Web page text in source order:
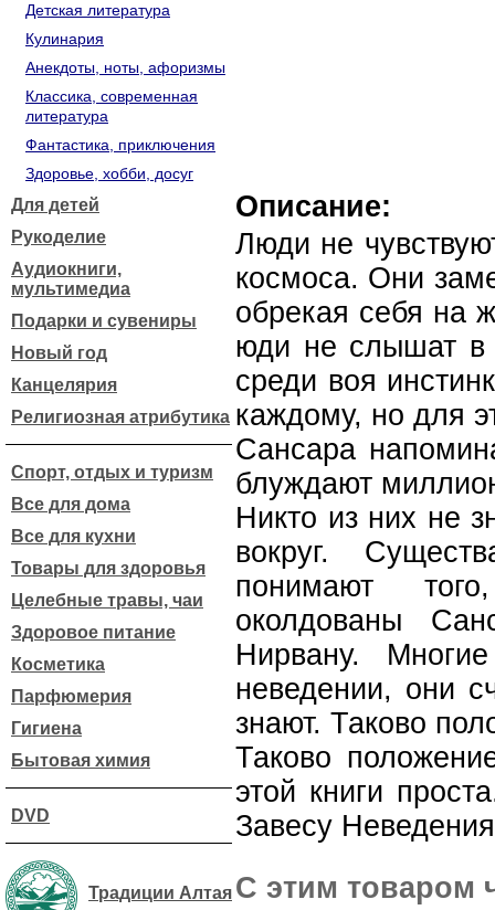
Детская литература
Кулинария
Анекдоты, ноты, афоризмы
Классика, современная
литература
Фантастика, приключения
Здоровье, хобби, досуг
Для детей
Рукоделие
Аудиокниги,
мультимедиа
Подарки и сувениры
Новый год
Канцелярия
Религиозная атрибутика
Спорт, отдых и туризм
Все для дома
Все для кухни
Товары для здоровья
Целебные травы, чаи
Здоровое питание
Косметика
Парфюмерия
Гигиена
Бытовая химия
DVD
Традиции Алтая
Описание:
Люди не
космоса. Они
обрекая себя на
юди не слышат в
среди воя
каждому, но для
Сансара
блуждают
Никто из них не
вокруг.
понимают
околдованы
Нирвану.
неведении, они
знают. Таково
Таково
этой книги
Завесу
С этим товаром